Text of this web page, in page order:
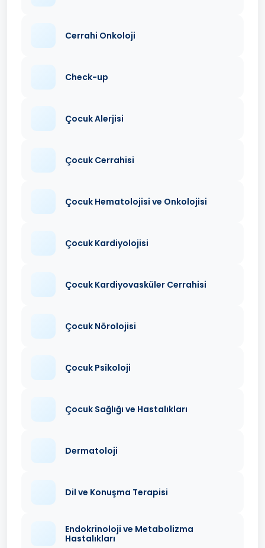
Cerrahi Onkoloji
Check-up
Çocuk Alerjisi
Çocuk Cerrahisi
Çocuk Hematolojisi ve Onkolojisi
Çocuk Kardiyolojisi
Çocuk Kardiyovasküler Cerrahisi
Çocuk Nörolojisi
Çocuk Psikoloji
Çocuk Sağlığı ve Hastalıkları
Dermatoloji
Dil ve Konuşma Terapisi
Endokrinoloji ve Metabolizma
Hastalıkları